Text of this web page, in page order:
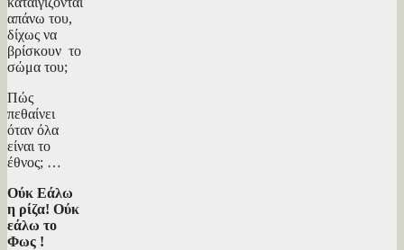
απάνω του,
δίχως να
βρίσκουν το
σώμα του;
Πώς
πεθαίνει
όταν όλα
είναι το
έθνος; …
Ούκ Εάλω
η ρίζα! Ούκ
εάλω το
Φως !